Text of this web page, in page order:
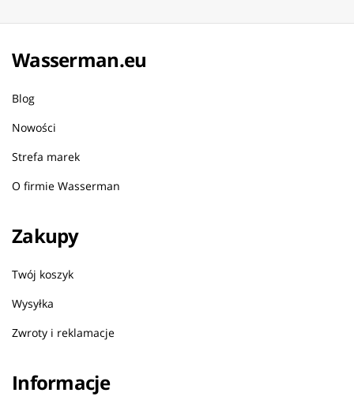
Wasserman.eu
Blog
Nowości
Strefa marek
O firmie Wasserman
Zakupy
Twój koszyk
Wysyłka
Zwroty i reklamacje
Informacje